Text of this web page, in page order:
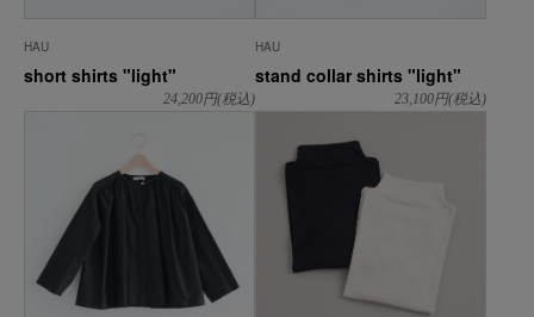
HAU
short shirts "light"
24,200円(税込)
HAU
stand collar shirts "light"
23,100円(税込)